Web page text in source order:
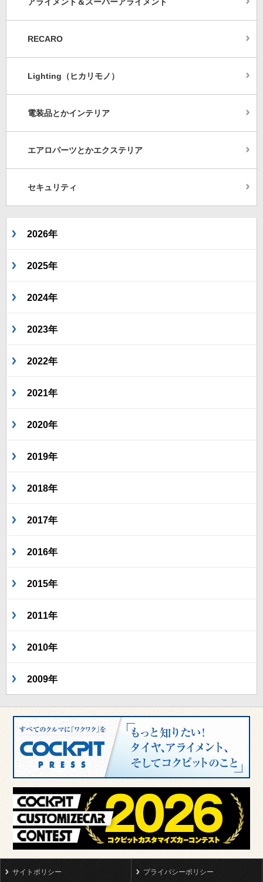
RECARO
Lighting（ヒカリモノ）
電装品とかインテリア
エアロパーツとかエクステリア
セキュリティ
2026年
2025年
2024年
2023年
2022年
2021年
2020年
2019年
2018年
2017年
2016年
2015年
2011年
2010年
2009年
サイトポリシー プライバシーポリシー